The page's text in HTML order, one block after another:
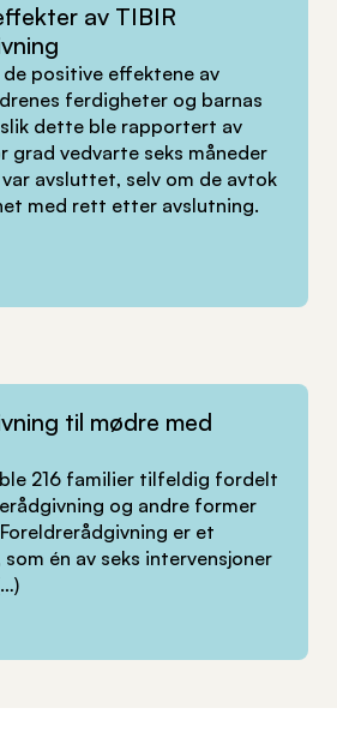
av TIBIR
positive effektene av
ferdigheter og barnas
dette ble rapportert av
grad vedvarte seks måneder
avsluttet, selv om de avtok
med rett etter avslutning.
til mødre med
216 familier tilfeldig fordelt
og andre former
er et
én av seks intervensjoner